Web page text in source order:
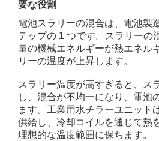
要な役割
電池スラリーの混合は、電池製
テップの 1 つです。スラリーの
量の機械エネルギーが熱エネル
リーの温度が上昇します。
スラリー温度が高すぎると、ス
し、混合が不均一になり、電池
ます。工業用水チラーユニット
供給し、冷却コイルを通じて熱
理想的な温度範囲に保ちます。